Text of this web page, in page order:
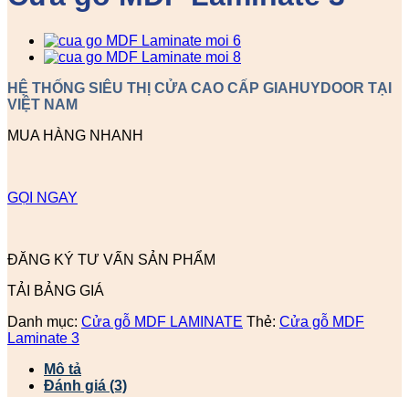
HỆ THỐNG SIÊU THỊ CỬA CAO CẤP GIAHUYDOOR TẠI
VIỆT NAM
MUA HÀNG NHANH
GỌI NGAY
ĐĂNG KÝ TƯ VẤN SẢN PHẨM
TẢI BẢNG GIÁ
Danh mục: Cửa gỗ MDF LAMINATE Thẻ: Cửa gỗ MDF
Laminate 3
Mô tả
Đánh giá (3)